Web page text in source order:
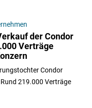
der Condor
Verträge
Condor
219.000 Verträge